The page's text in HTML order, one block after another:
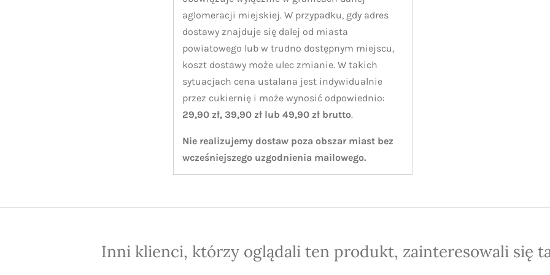
aglomeracji miejskiej. W przypadku, gdy adres
dostawy znajduje się dalej od miasta
powiatowego lub w trudno dostępnym miejscu,
koszt dostawy może ulec zmianie. W takich
sytuacjach cena ustalana jest indywidualnie
przez cukiernię i może wynosić odpowiednio:
29,90 zł, 39,90 zł lub 49,90 zł brutto.
Nie realizujemy dostaw poza obszar miast bez
wcześniejszego uzgodnienia mailowego.
Inni klienci, którzy oglądali ten produkt, zainteresowali się